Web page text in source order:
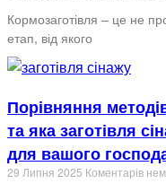
Кормозаготівля – це не
етап, від якого
Порівняння
та яка заготівля
для вашого
29 Липня 2025 Коментарів